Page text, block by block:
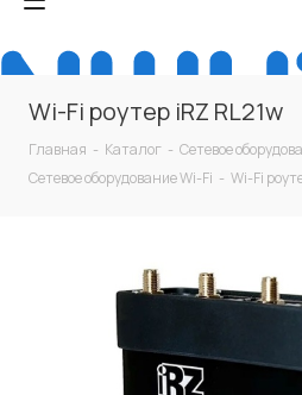
Wi-Fi роутер iRZ RL21w
Главная - Каталог - Сетевое
Сетевое оборудование Wi-Fi - Wi-Fi